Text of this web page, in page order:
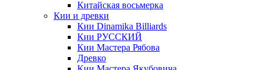
Китайская восьмерка
Кии и древки
Кии Dinamika Billiards
Кии РУССКИЙ
Кии Мастера Рябова
Древко